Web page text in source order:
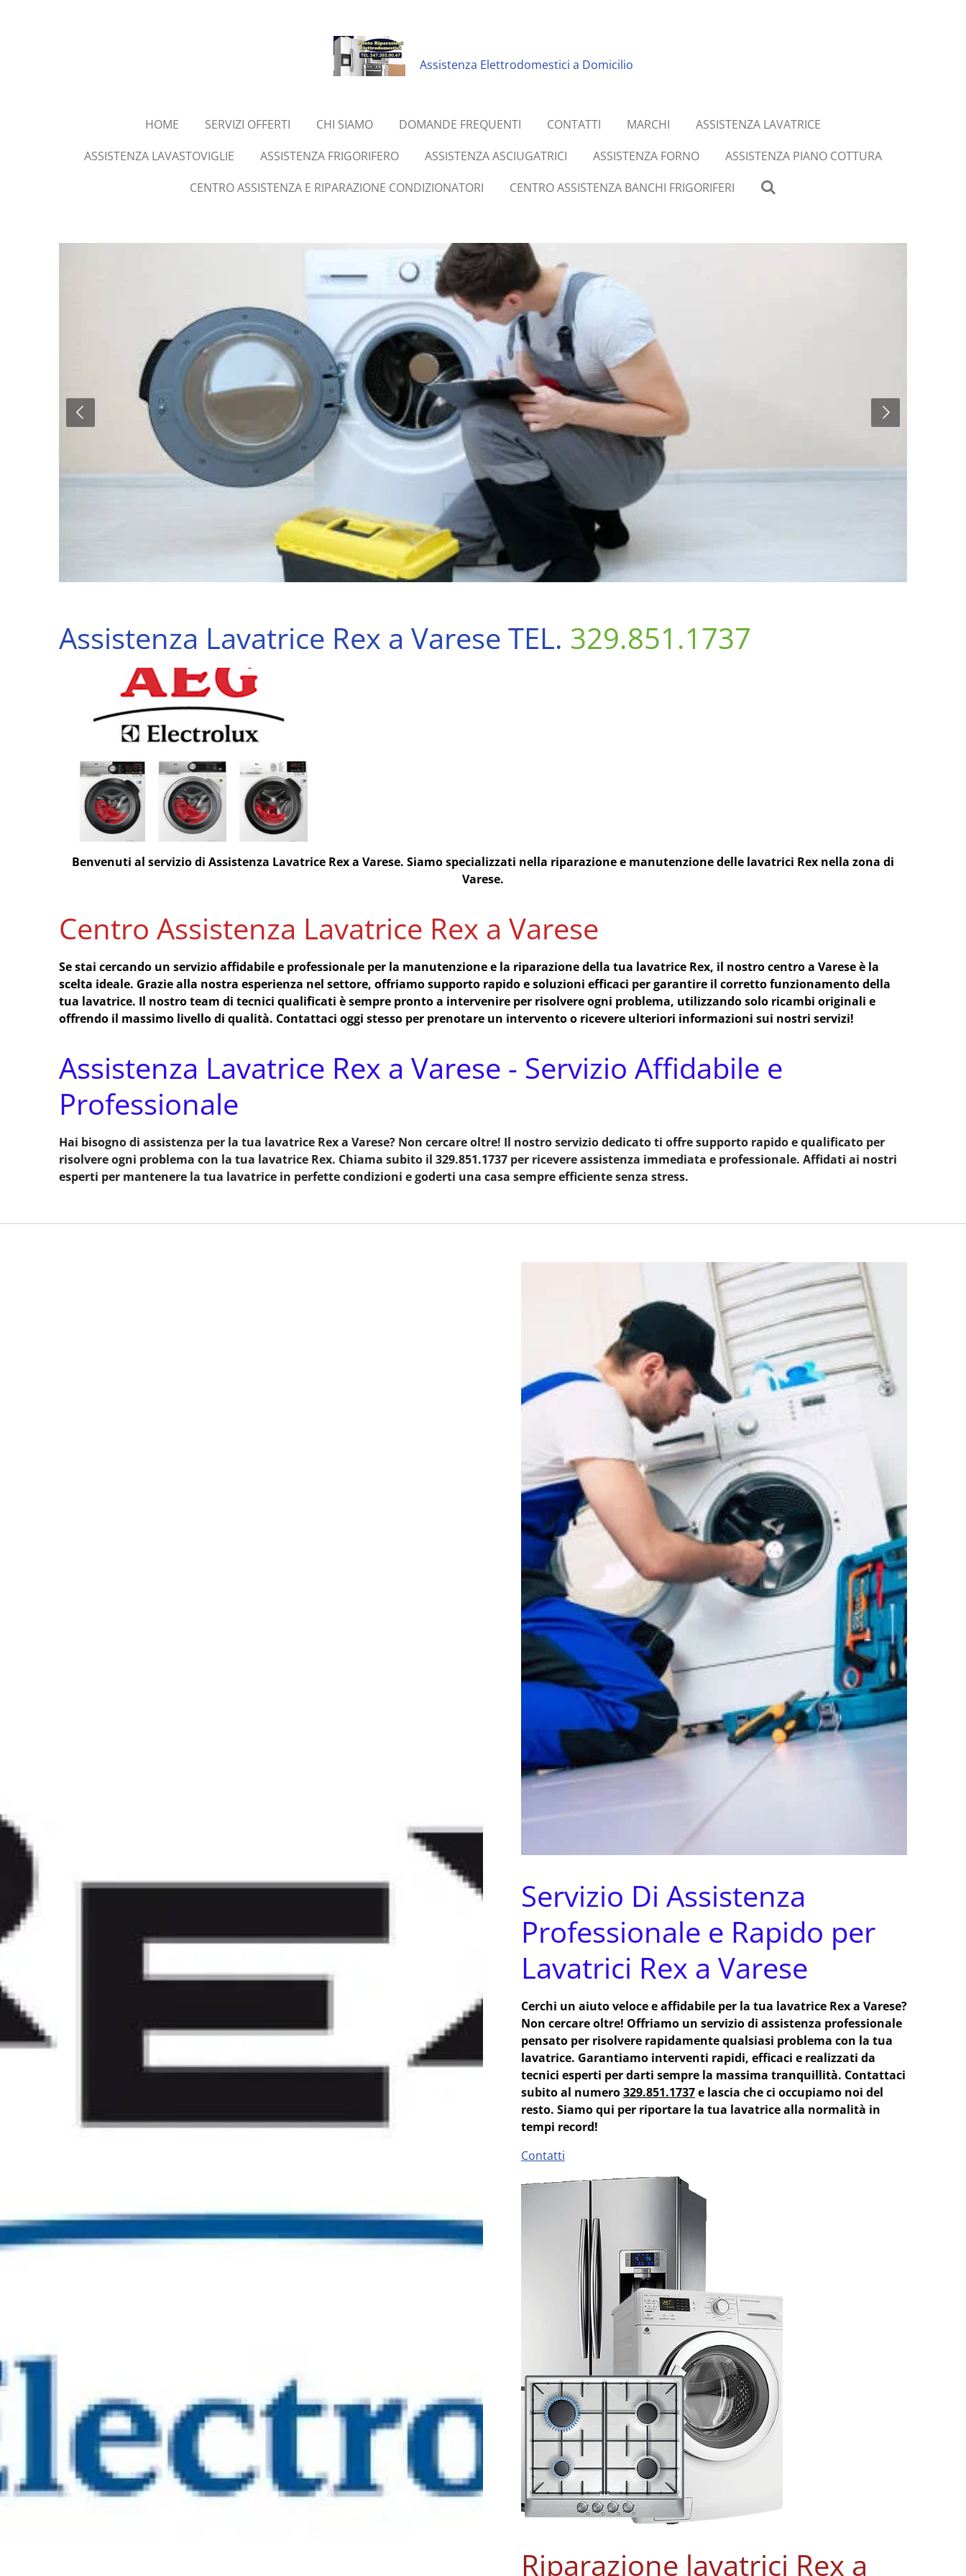
Assistenza Elettrodomestici a Domicilio
HOME SERVIZI OFFERTI CHI SIAMO DOMANDE FREQUENTI CONTATTI MARCHI
ASSISTENZA LAVATRICE
ASSISTENZA LAVASTOVIGLIE
ASSISTENZA FRIGORIFERO ASSISTENZA ASCIUGATRICI ASSISTENZA FORNO
ASSISTENZA PIANO COTTURA
CENTRO ASSISTENZA E RIPARAZIONE CONDIZIONATORI
CENTRO ASSISTENZA BANCHI FRIGORIFERI
Assistenza Lavatrice Rex a Varese TEL. 329.851.1737
Benvenuti al servizio di Assistenza Lavatrice Rex a Varese. Siamo specializzati nella riparazione e manutenzione delle lavatrici Rex nella zona di
Varese.
Centro Assistenza Lavatrice Rex a Varese
Se stai cercando un servizio affidabile e professionale per la manutenzione e la riparazione della tua lavatrice Rex, il nostro centro a Varese è la
scelta ideale. Grazie alla nostra esperienza nel settore, offriamo supporto rapido e soluzioni efficaci per garantire il corretto funzionamento della
tua lavatrice. Il nostro team di tecnici qualificati è sempre pronto a intervenire per risolvere ogni problema, utilizzando solo ricambi originali e
offrendo il massimo livello di qualità. Contattaci oggi stesso per prenotare un intervento o ricevere ulteriori informazioni sui nostri servizi!
Assistenza Lavatrice Rex a Varese - Servizio Affidabile e
Professionale
Hai bisogno di assistenza per la tua lavatrice Rex a Varese? Non cercare oltre! Il nostro servizio dedicato ti offre supporto rapido e qualificato per
risolvere ogni problema con la tua lavatrice Rex. Chiama subito il 329.851.1737 per ricevere assistenza immediata e professionale. Affidati ai nostri
esperti per mantenere la tua lavatrice in perfette condizioni e goderti una casa sempre efficiente senza stress.
Servizio Di Assistenza
Professionale e Rapido per
Lavatrici Rex a Varese
Cerchi un aiuto veloce e affidabile per la tua lavatrice Rex a Varese?
Non cercare oltre! Offriamo un servizio di assistenza professionale
pensato per risolvere rapidamente qualsiasi problema con la tua
lavatrice. Garantiamo interventi rapidi, efficaci e realizzati da
tecnici esperti per darti sempre la massima tranquillità. Contattaci
subito al numero329.851.1737e lascia che ci occupiamo noi del
resto. Siamo qui per riportare la tua lavatrice alla normalità in
tempi record!
Contatti
Riparazione lavatrici Rex a